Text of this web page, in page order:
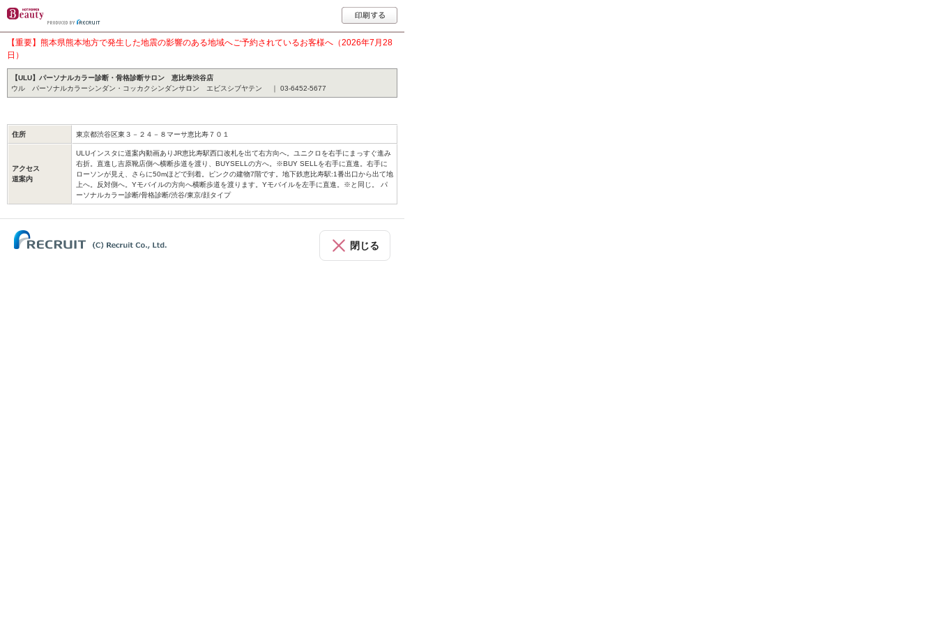
【重要】熊本県熊本地方で発生した地震の影響のある地域へご予約されているお客様へ（2026年7月28
日）
【ULU】パーソナルカラー診断・骨格診断サロン 恵比寿渋谷店
ウル パーソナルカラーシンダン・コッカクシンダンサロン エビスシブヤテン ｜ 03-6452-5677
住所 東京都渋谷区東３－２４－８マーサ恵比寿７０１
アクセス
道案内
ULUインスタに道案内動画ありJR恵比寿駅西口改札を出て右方向へ。ユニクロを右手にまっすぐ進み
右折。直進し吉原靴店側へ横断歩道を渡り、BUYSELLの方へ。※BUY SELLを右手に直進。右手に
ローソンが見え、さらに50mほどで到着。ピンクの建物7階です。地下鉄恵比寿駅:1番出口から出て地
上へ。反対側へ。Yモバイルの方向へ横断歩道を渡ります。Yモバイルを左手に直進。※と同じ。 パ
ーソナルカラー診断/骨格診断/渋谷/東京/顔タイプ
閉じる